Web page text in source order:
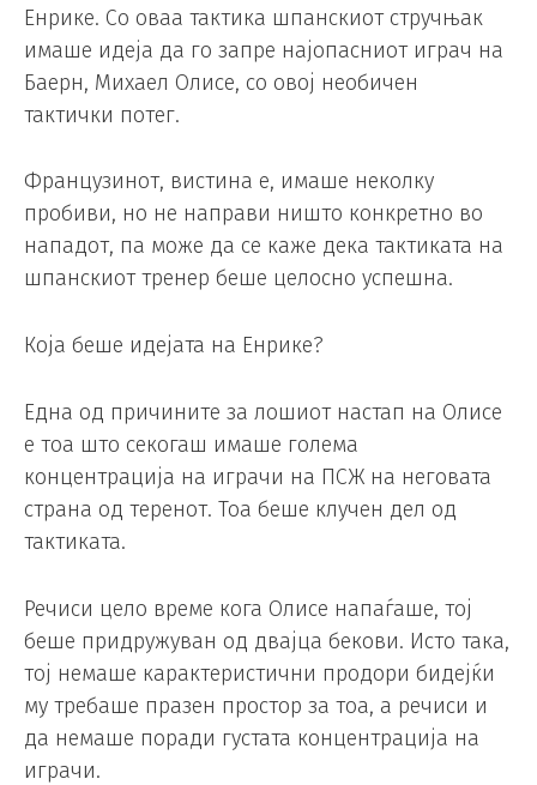
Енрике. Со оваа тактика шпанскиот стручњак
имаше идеја да го запре најопасниот играч на
Баерн, Михаел Олисе, со овој необичен
тактички потег.
Французинот, вистина е, имаше неколку
пробиви, но не направи ништо конкретно во
нападот, па може да се каже дека тактиката на
шпанскиот тренер беше целосно успешна.
Која беше идејата на Енрике?
Една од причините за лошиот настап на Олисе
е тоа што секогаш имаше голема
концентрација на играчи на ПСЖ на неговата
страна од теренот. Тоа беше клучен дел од
тактиката.
Речиси цело време кога Олисе напаѓаше, тој
беше придружуван од двајца бекови. Исто така,
тој немаше карактеристични продори бидејќи
му требаше празен простор за тоа, а речиси и
да немаше поради густата концентрација на
играчи.